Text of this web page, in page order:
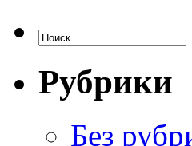
Рубрики
Без